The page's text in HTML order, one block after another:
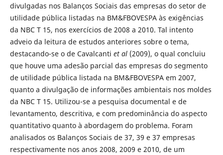
divulgadas nos Balanços Sociais das empresas do setor de
utilidade pública listadas na BM&FBOVESPA às exigências
da NBC T 15, nos exercícios de 2008 a 2010. Tal intento
adveio da leitura de estudos anteriores sobre o tema,
destacando-se o de Cavalcanti et al(2009), o qual concluiu
que houve uma adesão parcial das empresas do segmento
de utilidade pública listada na BM&FBOVESPA em 2007,
quanto a divulgação de informações ambientais nos moldes
da NBC T 15. Utilizou-se a pesquisa documental e de
levantamento, descritiva, e com predominância do aspecto
quantitativo quanto à abordagem do problema. Foram
analisados os Balanços Sociais de 37, 39 e 37 empresas
respectivamente nos anos 2008, 2009 e 2010, de um